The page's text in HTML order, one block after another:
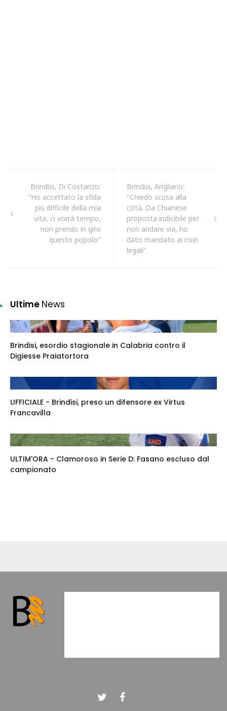
Brindisi, Di Costanzo:
"Ho accettato la sfida
più difficile della mia
vita, ci vorrà tempo,
non prendo in giro
questo popolo"
Brindisi, Arigliano:
"Chiedo scusa alla
città. Da Chianese
proposta indicibile per
non andare via, ho
dato mandato ai miei
legali"
Ultime News
Brindisi, esordio stagionale in Calabria contro il
Digiesse Praiatortora
UFFICIALE - Brindisi, preso un difensore ex Virtus
Francavilla
ULTIM'ORA - Clamoroso in Serie D: Fasano escluso dal
campionato